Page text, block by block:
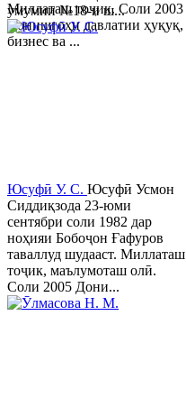
Миллаташ тоҷик. Соли 2003
Донишгоҳи давлатии ҳуқуқ,
бизнес ва ...
умумии №18-и ш...
Юсуфӣ У. C. Юсуфӣ Усмон
Сиддиқзода 23-юми
сентябри соли 1982 дар
ноҳияи Бобоҷон Ғафуров
таваллуд шудааст. Миллаташ
тоҷик, маълумоташ олӣ.
Соли 2005 Дони...